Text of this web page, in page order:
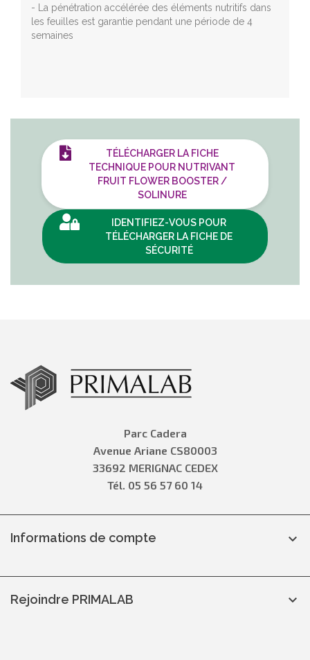
- La pénétration accélérée des éléments nutritifs dans
les feuilles est garantie pendant une période de 4
semaines
TÉLÉCHARGER LA FICHE
TECHNIQUE POUR NUTRIVANT
FRUIT FLOWER BOOSTER /
SOLINURE
IDENTIFIEZ-VOUS POUR
TÉLÉCHARGER LA FICHE DE
SÉCURITÉ
Parc Cadera
Avenue Ariane CS80003
33692 MERIGNAC CEDEX
Tél. 05 56 57 60 14
Informations de compte 
Rejoindre PRIMALAB 